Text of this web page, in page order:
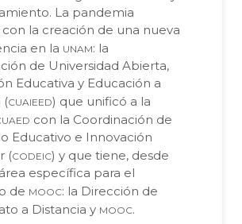
La pandemia
la creación de una nueva
en la unam: la
de Universidad Abierta,
Educativa y Educación a
(cuaieed) que unificó a la
con la Coordinación de
Educativo e Innovación
(codeic) y que tiene, desde
específica para el
de mooc: la Dirección de
a Distancia y mooc.